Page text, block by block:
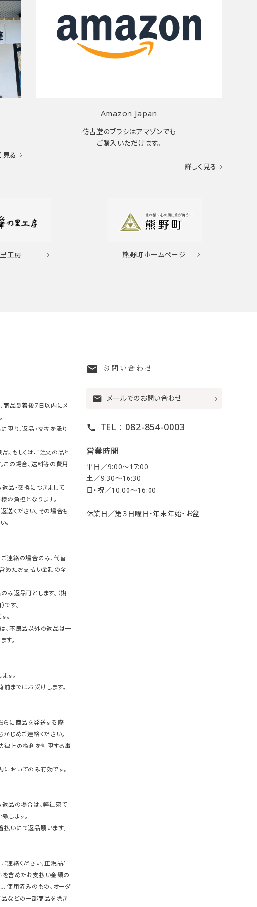
見る
Amazon Japan
仿古堂のブラシはアマゾンでも
ご購入いただけます。
詳しく見る
工房 熊野町ホームページ
商品到着後7日以内にメ
限り、返品・交換を承り
、もしくはご注文の品と
この場合、送料等の費用
品・交換につきまして
の負担となります。
送ください。その場合も
。
連絡の場合のみ、代替
めたお支払い金額の全
み返品可とします。（期
す。
。
、不良品以外の返品は一
す。
す。
まではお受けします。
らに商品を発送する際
かじめご連絡ください。
上の権利を制限する事
おいてのみ有効です。
品の場合は、弊社宛て
します。
いにて返品願います。
連絡ください。正規品/
含めたお支払い金額の
、使用済みのもの、オーダ
などの一部商品を除き
mail お問い合わせ
mail メールでのお問い合わせ
call TEL : 082-854-0003
営業時間
平日／9:00〜17:00
土／9:30〜16:30
日・祝／10:00〜16:00
休業日／第３日曜日・年末年始・お盆